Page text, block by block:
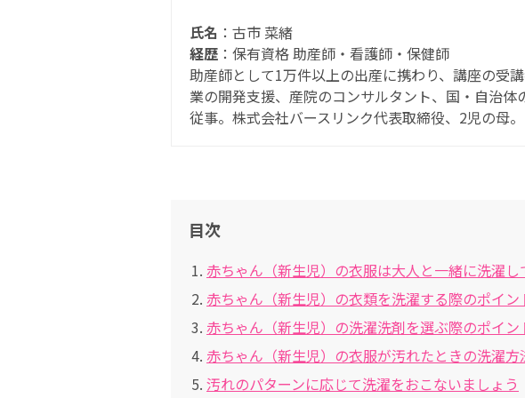
氏名 ：古市 菜緒
経歴 ：保有資格 助産師・看護師・保健師
助産師として1万件以上の出産に携わり、講座の受
業の開発支援、産院のコンサルタント、国・自治体
従事。株式会社バースリンク代表取締役、2児の母。
目次
赤ちゃん（新生児）の衣服は大人と一緒に洗濯し
赤ちゃん（新生児）の衣類を洗濯する際のポイン
赤ちゃん（新生児）の洗濯洗剤を選ぶ際のポイン
赤ちゃん（新生児）の衣服が汚れたときの洗濯方
汚れのパターンに応じて洗濯をおこないましょう